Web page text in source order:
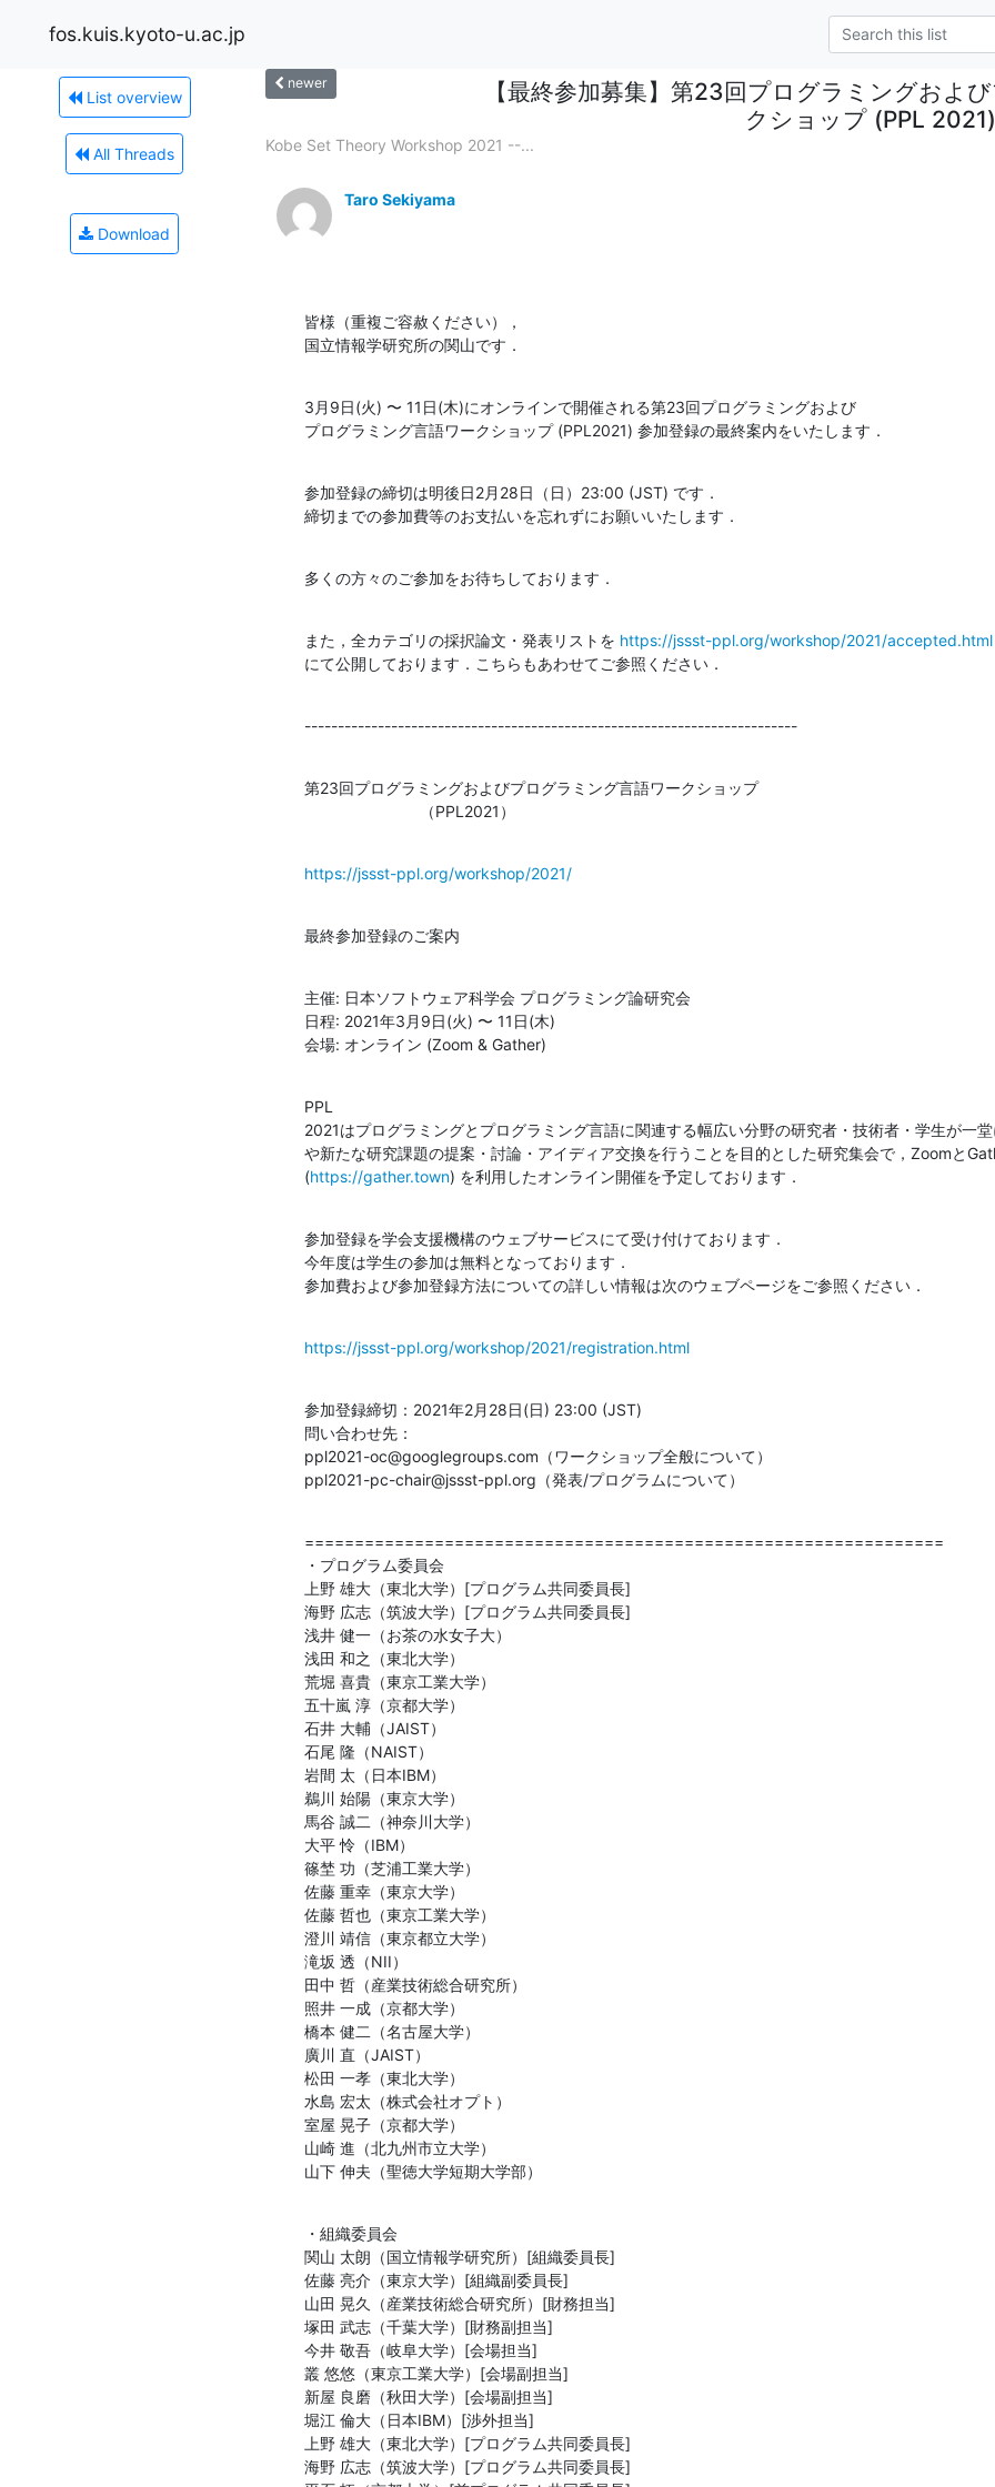
fos.kuis.kyoto-u.ac.jp
List overview
All Threads
Download
newer
【最終参加募集】第23回プログラミングおよ
クショップ (PPL 2021)
Kobe Set Theory Workshop 2021 --...
Taro Sekiyama
皆様（重複ご容赦ください），
国立情報学研究所の関山です．
3月9日(火) 〜 11日(木)にオンラインで開催される第23回プログラミングおよび
プログラミング言語ワークショップ (PPL2021) 参加登録の最終案内をいたします．
参加登録の締切は明後日2月28日（日）23:00 (JST) です．
締切までの参加費等のお支払いを忘れずにお願いいたします．
多くの方々のご参加をお待ちしております．
また，全カテゴリの採択論文・発表リストを https://jssst-ppl.org/workshop/2021/accepted.html
にて公開しております．こちらもあわせてご参照ください．
--------------------------------------------------------------------------
第23回プログラミングおよびプログラミング言語ワークショップ
                          （PPL2021）
https://jssst-ppl.org/workshop/2021/
最終参加登録のご案内
主催: 日本ソフトウェア科学会 プログラミング論研究会
日程: 2021年3月9日(火) 〜 11日(木)
会場: オンライン (Zoom & Gather)
PPL
2021はプログラミングとプログラミング言語に関連する幅広い分野の研究者・技術者・学生が一
や新たな研究課題の提案・討論・アイディア交換を行うことを目的とした研究集会で，Zoomと
(https://gather.town) を利用したオンライン開催を予定しております．
参加登録を学会支援機構のウェブサービスにて受け付けております．
今年度は学生の参加は無料となっております．
参加費および参加登録方法についての詳しい情報は次のウェブページをご参照ください．
https://jssst-ppl.org/workshop/2021/registration.html
参加登録締切：2021年2月28日(日) 23:00 (JST)
問い合わせ先：
ppl2021-oc@googlegroups.com（ワークショップ全般について）
ppl2021-pc-chair@jssst-ppl.org（発表/プログラムについて）
================================================================
・プログラム委員会
上野 雄大（東北大学）[プログラム共同委員長]
海野 広志（筑波大学）[プログラム共同委員長]
浅井 健一（お茶の水女子大）
浅田 和之（東北大学）
荒堀 喜貴（東京工業大学）
五十嵐 淳（京都大学）
石井 大輔（JAIST）
石尾 隆（NAIST）
岩間 太（日本IBM）
鵜川 始陽（東京大学）
馬谷 誠二（神奈川大学）
大平 怜（IBM）
篠埜 功（芝浦工業大学）
佐藤 重幸（東京大学）
佐藤 哲也（東京工業大学）
澄川 靖信（東京都立大学）
滝坂 透（NII）
田中 哲（産業技術総合研究所）
照井 一成（京都大学）
橋本 健二（名古屋大学）
廣川 直（JAIST）
松田 一孝（東北大学）
水島 宏太（株式会社オプト）
室屋 晃子（京都大学）
山崎 進（北九州市立大学）
山下 伸夫（聖徳大学短期大学部）
・組織委員会
関山 太朗（国立情報学研究所）[組織委員長]
佐藤 亮介（東京大学）[組織副委員長]
山田 晃久（産業技術総合研究所）[財務担当]
塚田 武志（千葉大学）[財務副担当]
今井 敬吾（岐阜大学）[会場担当]
叢 悠悠（東京工業大学）[会場副担当]
新屋 良磨（秋田大学）[会場副担当]
堀江 倫大（日本IBM）[渉外担当]
上野 雄大（東北大学）[プログラム共同委員長]
海野 広志（筑波大学）[プログラム共同委員長]